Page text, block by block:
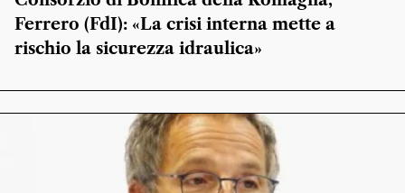
Ferrero (FdI): «La crisi interna mette a
rischio la sicurezza idraulica»